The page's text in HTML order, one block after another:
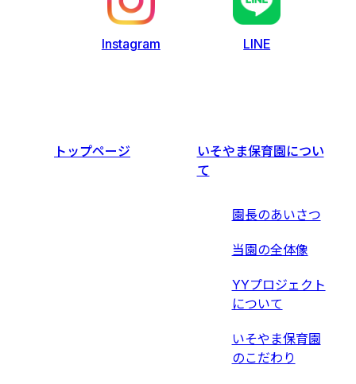
Instagram LINE
トップページ
いそやま保育園につい
て
園長のあいさつ
当園の全体像
YYプロジェクト
について
いそやま保育園
のこだわり